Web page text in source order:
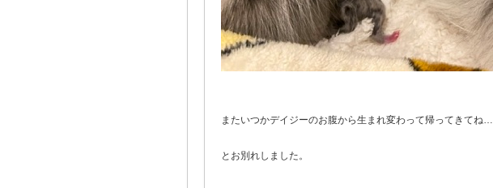
またいつかデイジーのお腹から生まれ変わって帰ってきてね…
とお別れしました。